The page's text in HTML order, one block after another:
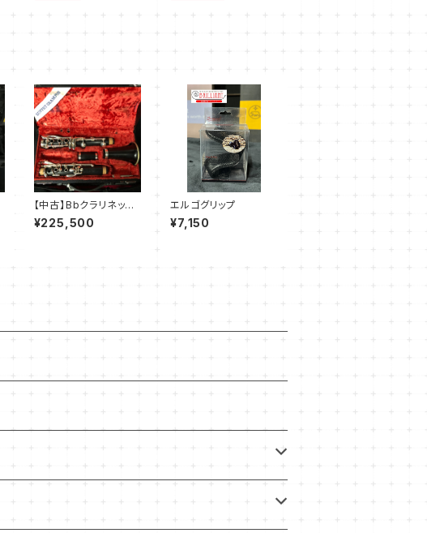
【中古】Bbクラリネッ
ト ビュッフェクランポ
ン E13
¥225,500
エルゴグリップ
¥7,150